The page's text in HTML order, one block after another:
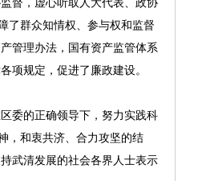
了群众知情权、参与权和监督
管理办法，国有资产监管体系
项规定，促进了廉政建设。
委的正确领导下，努力实践科
，和衷共济、合力攻坚的结
武清发展的社会各界人士表示